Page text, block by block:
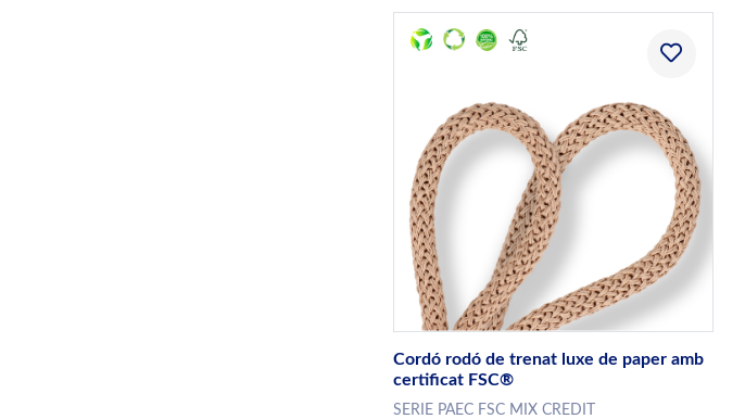
Cordó rodó de trenat luxe de paper amb
certificat FSC®
SERIE PAEC FSC MIX CREDIT